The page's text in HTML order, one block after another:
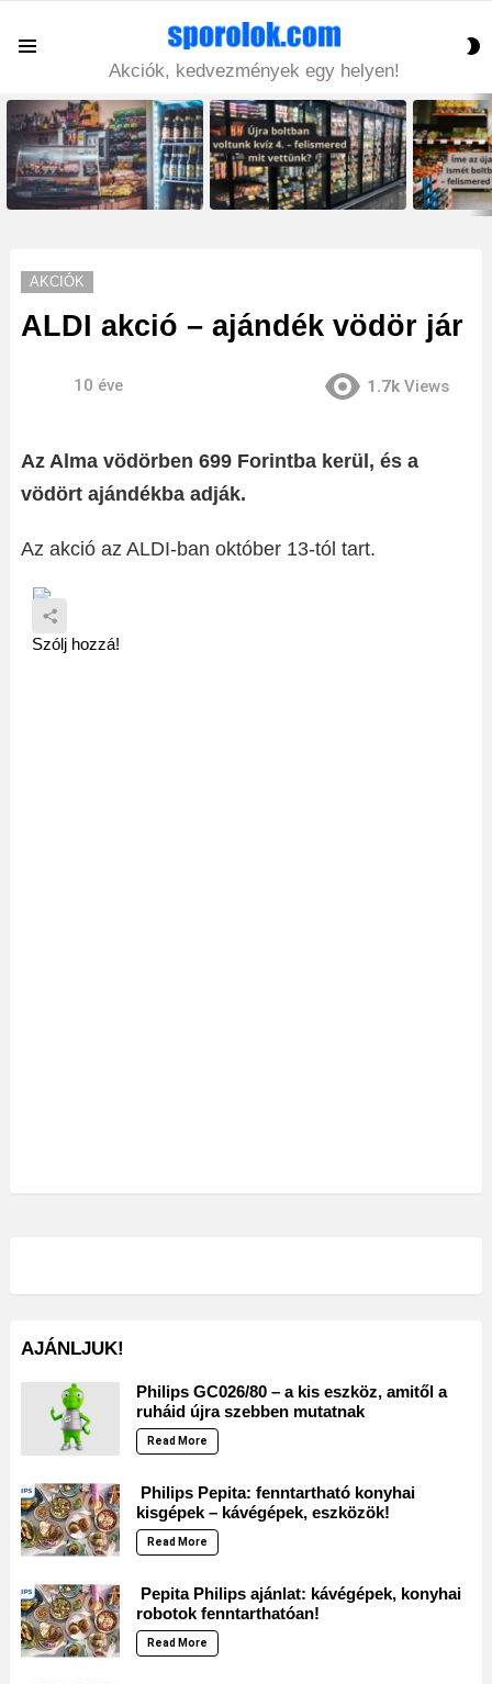
Akciók, kedvezmények egy helyen!
LATEST
STORIES
AKCIÓK
ALDI akció – ajándék vödör jár
10 éve 1.7k Views
Az Alma vödörben 699 Forintba kerül, és a
vödört ajándékba adják.
Az akció az ALDI-ban október 13-tól tart.
Szólj hozzá!
AJÁNLJUK!
Philips GC026/80 – a kis eszköz, amitől a
ruháid újra szebben mutatnak
Read More
Philips Pepita: fenntartható konyhai
kisgépek – kávégépek, eszközök!
Read More
Pepita Philips ajánlat: kávégépek, konyhai
robotok fenntarthatóan!
Read More